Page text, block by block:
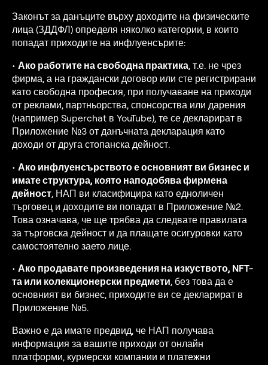
Законът за данъците върху доходите на физическите
лица (ЗДДФЛ) определя няколко категории, в които
попадат приходите на инфлуенсърите:
• Ако работите на свободна практика, т.е. не чрез
фирма, а на граждански договор или сте регистрирани
като свободна професия, при получаване на приходи
от реклами, партньорства, спонсорства или дарения
(например Superchat в YouTube), те се декларират в
Приложение №3 от данъчната декларация като
доходи от друга стопанска дейност.
• Ако инфлуенсърството е основният ви бизнес и
имате структура, която наподобява фирмена
дейност, НАП ви класифицира като едноличен
търговец и доходите ви попадат в Приложение №2.
Това означава, че ще трябва да следвате правилата
за търговска дейност и да плащате осигуровки като
самостоятелно заето лице.
• Ако продавате произведения на изкуството, NFT-
та или колекционерски предмети, без това да е
основният ви бизнес, приходите ви се декларират в
Приложение №5.
Важно е да имате предвид, че НАП получава
информация за вашите приходи от онлайн
платформи, куриерски компании и платежни